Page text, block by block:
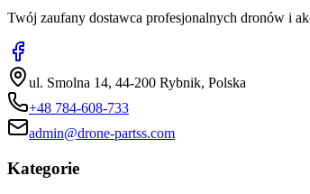
Twój zaufany dostawca profesjonalnych dronów i
ul. Smolna 14, 44-200 Rybnik, Polska
+48 784-608-733
admin@drone-partss.com
Kategorie